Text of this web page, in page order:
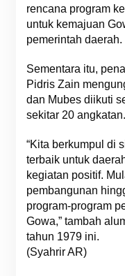
rencana program
untuk kemajuan
pemerintah daerah.
Sementara itu,
Pidris Zain
dan Mubes diikuti
sekitar 20 angkatan.
“Kita berkumpul di
terbaik untuk
kegiatan positif.
pembangunan
program-program
Gowa,” tambah
tahun 1979 ini.
(Syahrir AR)